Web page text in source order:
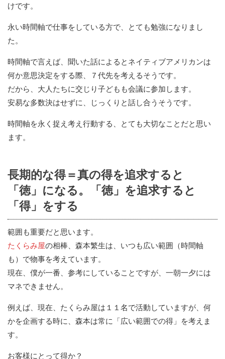
けです。
永い時間軸で仕事をしている方で、とても勉強になりまし
た。
時間軸で言えば、聞いた話によるとネイティブアメリカンは
何か意思決定をする際、７代先を考えるそうです。
だから、大人たちに交じり子どもも会議に参加します。
安易な多数決はせずに、じっくりと話し合うそうです。
時間軸を永く捉え考え行動する、とても大切なことだと思い
ます。
長期的な得＝真の得を追求すると
「徳」になる。「徳」を追求すると
「得」をする
範囲も重要だと思います。
たくらみ屋の相棒、森本繁生は、いつも広い範囲（時間軸
も）で物事を考えています。
現在、僕が一番、参考にしていることですが、一朝一夕には
マネできません。
例えば、現在、たくらみ屋は１１名で活動していますが、何
かを企画する時に、森本は常に「広い範囲での得」を考えま
す。
お客様にとって得か？